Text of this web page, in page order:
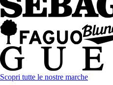
Scopri tutte le nostre marche